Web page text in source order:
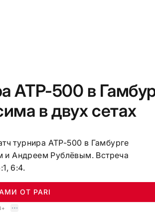
ATP-500 в
в двух сетах
турнира АТР-500 в Гамбурге
Андреем Рублёвым. Встреча
6:4.
ОТ PARI